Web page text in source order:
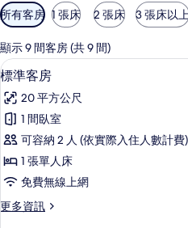
可
用
的
客
房
篩
選
條
所有客房 1 張床 2 張床 3 張床以
顯示 9 間客房 (共 9 間)
顯
示
標
準
客
房
所
5
標準客房
20 平方公尺
1 間臥室
可容納 2 人 (依實際入住人數計費)
1 張單人床
免費無線上網
更多資訊
更